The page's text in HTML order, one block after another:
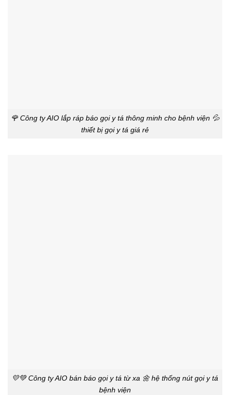
🌹 Công ty AIO lắp ráp báo gọi y tá thông minh cho bệnh viện 💦
thiết bị gọi y tá giá rẻ
💛💚 Công ty AIO bán báo gọi y tá từ xa 🌼 hệ thống nút gọi y tá
bệnh viện